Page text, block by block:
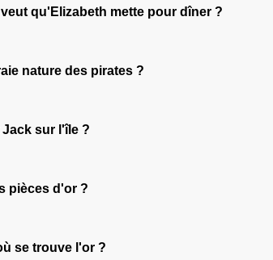
qu'Elizabeth mette pour dîner ?
nature des pirates ?
Jack sur l'île ?
pièces d'or ?
se trouve l'or ?